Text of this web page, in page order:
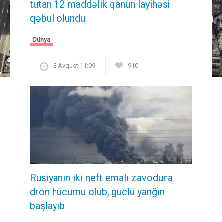
tutan 12 maddəlik qanun layihəsi
qəbul olundu ​​​​​​​
Dünya
8 Avqust 11:09 910
Rusiyanın iki neft emalı zavoduna
dron hücumu olub, güclü yanğın
başlayıb